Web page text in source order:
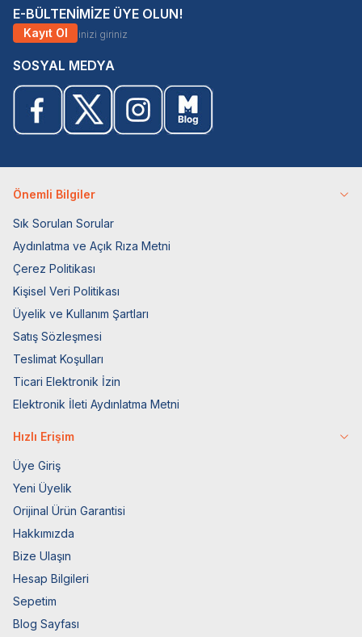
E-BÜLTENİMİZE ÜYE OLUN!
Kayıt Ol
SOSYAL MEDYA
Önemli Bilgiler
Sık Sorulan Sorular
Aydınlatma ve Açık Rıza Metni
Çerez Politikası
Kişisel Veri Politikası
Üyelik ve Kullanım Şartları
Satış Sözleşmesi
Teslimat Koşulları
Ticari Elektronik İzin
Elektronik İleti Aydınlatma Metni
Hızlı Erişim
Üye Giriş
Yeni Üyelik
Orijinal Ürün Garantisi
Hakkımızda
Bize Ulaşın
Hesap Bilgileri
Sepetim
Blog Sayfası